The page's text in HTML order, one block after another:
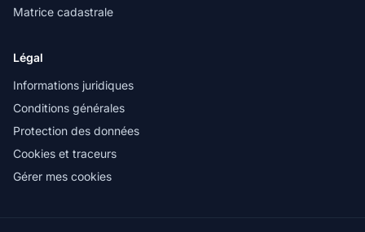
Matrice cadastrale
Légal
Informations juridiques
Conditions générales
Protection des données
Cookies et traceurs
Gérer mes cookies